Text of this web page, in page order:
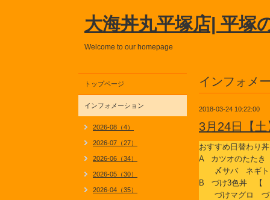
大海丼丸平塚店| 平塚
Welcome to our homepage
インフォメ
2018-03-24 10:22:00
3月24日【
おすすめ日替わり丼
A カツオのたた
〆サバ ネギト
B づけ3色丼 【
づけマグロ づ
トップページ
インフォメーション
2026-08（4）
2026-07（27）
2026-06（34）
2026-05（30）
2026-04（35）